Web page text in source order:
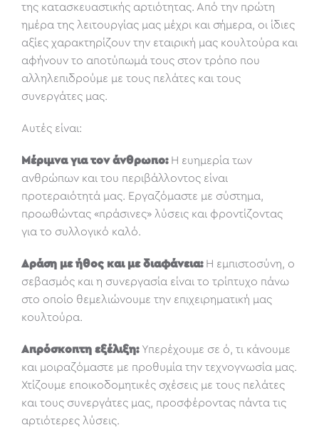
της κατασκευαστικής αρτιότητας. Από την πρώτη
ημέρα της λειτουργίας μας μέχρι και σήμερα, οι ίδιες
αξίες χαρακτηρίζουν την εταιρική μας κουλτούρα και
αφήνουν το αποτύπωμά τους στον τρόπο που
αλληλεπιδρούμε με τους πελάτες και τους
συνεργάτες μας.
Αυτές είναι:
Μέριμνα για τον άνθρωπο: Η ευημερία των
ανθρώπων και του περιβάλλοντος είναι
προτεραιότητά μας. Εργαζόμαστε με σύστημα,
προωθώντας «πράσινες» λύσεις και φροντίζοντας
για το συλλογικό καλό.
Δράση με ήθος και με διαφάνεια: Η εμπιστοσύνη, ο
σεβασμός και η συνεργασία είναι το τρίπτυχο πάνω
στο οποίο θεμελιώνουμε την επιχειρηματική μας
κουλτούρα.
Απρόσκοπτη εξέλιξη: Υπερέχουμε σε ό, τι κάνουμε
και μοιραζόμαστε με προθυμία την τεχνογνωσία μας.
Χτίζουμε εποικοδομητικές σχέσεις με τους πελάτες
και τους συνεργάτες μας, προσφέροντας πάντα τις
αρτιότερες λύσεις.